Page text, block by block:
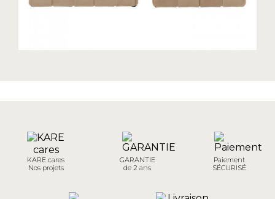
KARE cares
Nos projets
GARANTIE
de 2 ans
Paiement
SÉCURISÉ